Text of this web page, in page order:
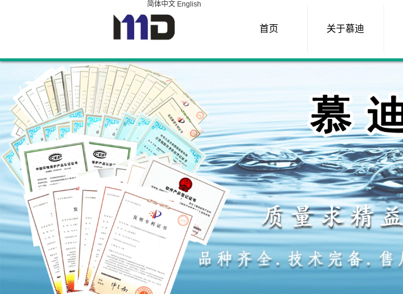
简体中文 English
首页 关于慕迪